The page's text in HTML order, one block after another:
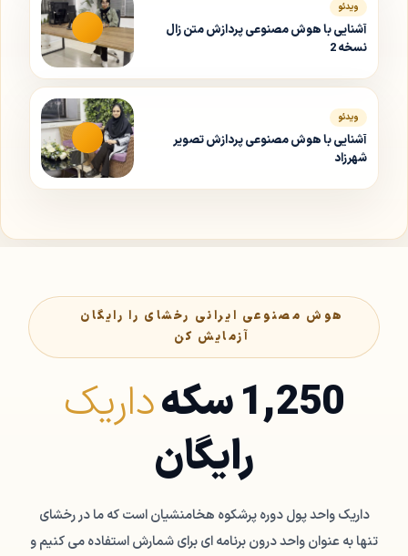
ویدئو
آشنایی با هوش مصنوعی پردازش متن زال
نسخه 2
ویدئو
آشنایی با هوش مصنوعی پردازش تصویر
شهرزاد
هوش مصنوعی ایرانی رخشای را رایگان
آزمایش کن
1,250 سکه
داریک
رایگان
داریک واحد پول دوره پرشکوه هخامنشیان است که ما در رخشای
تنها به عنوان واحد درون برنامه ای برای شمارش استفاده می کنیم و